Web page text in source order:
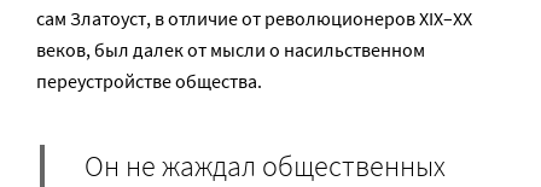
сам Златоуст, в отличие от революционеров XIX–ХХ
веков, был далек от мысли о насильственном
переустройстве общества.
Он не жаждал общественных